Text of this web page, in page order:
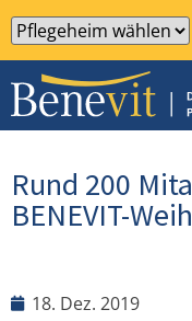
Rund 200
BENEVIT-
18. Dez. 2019